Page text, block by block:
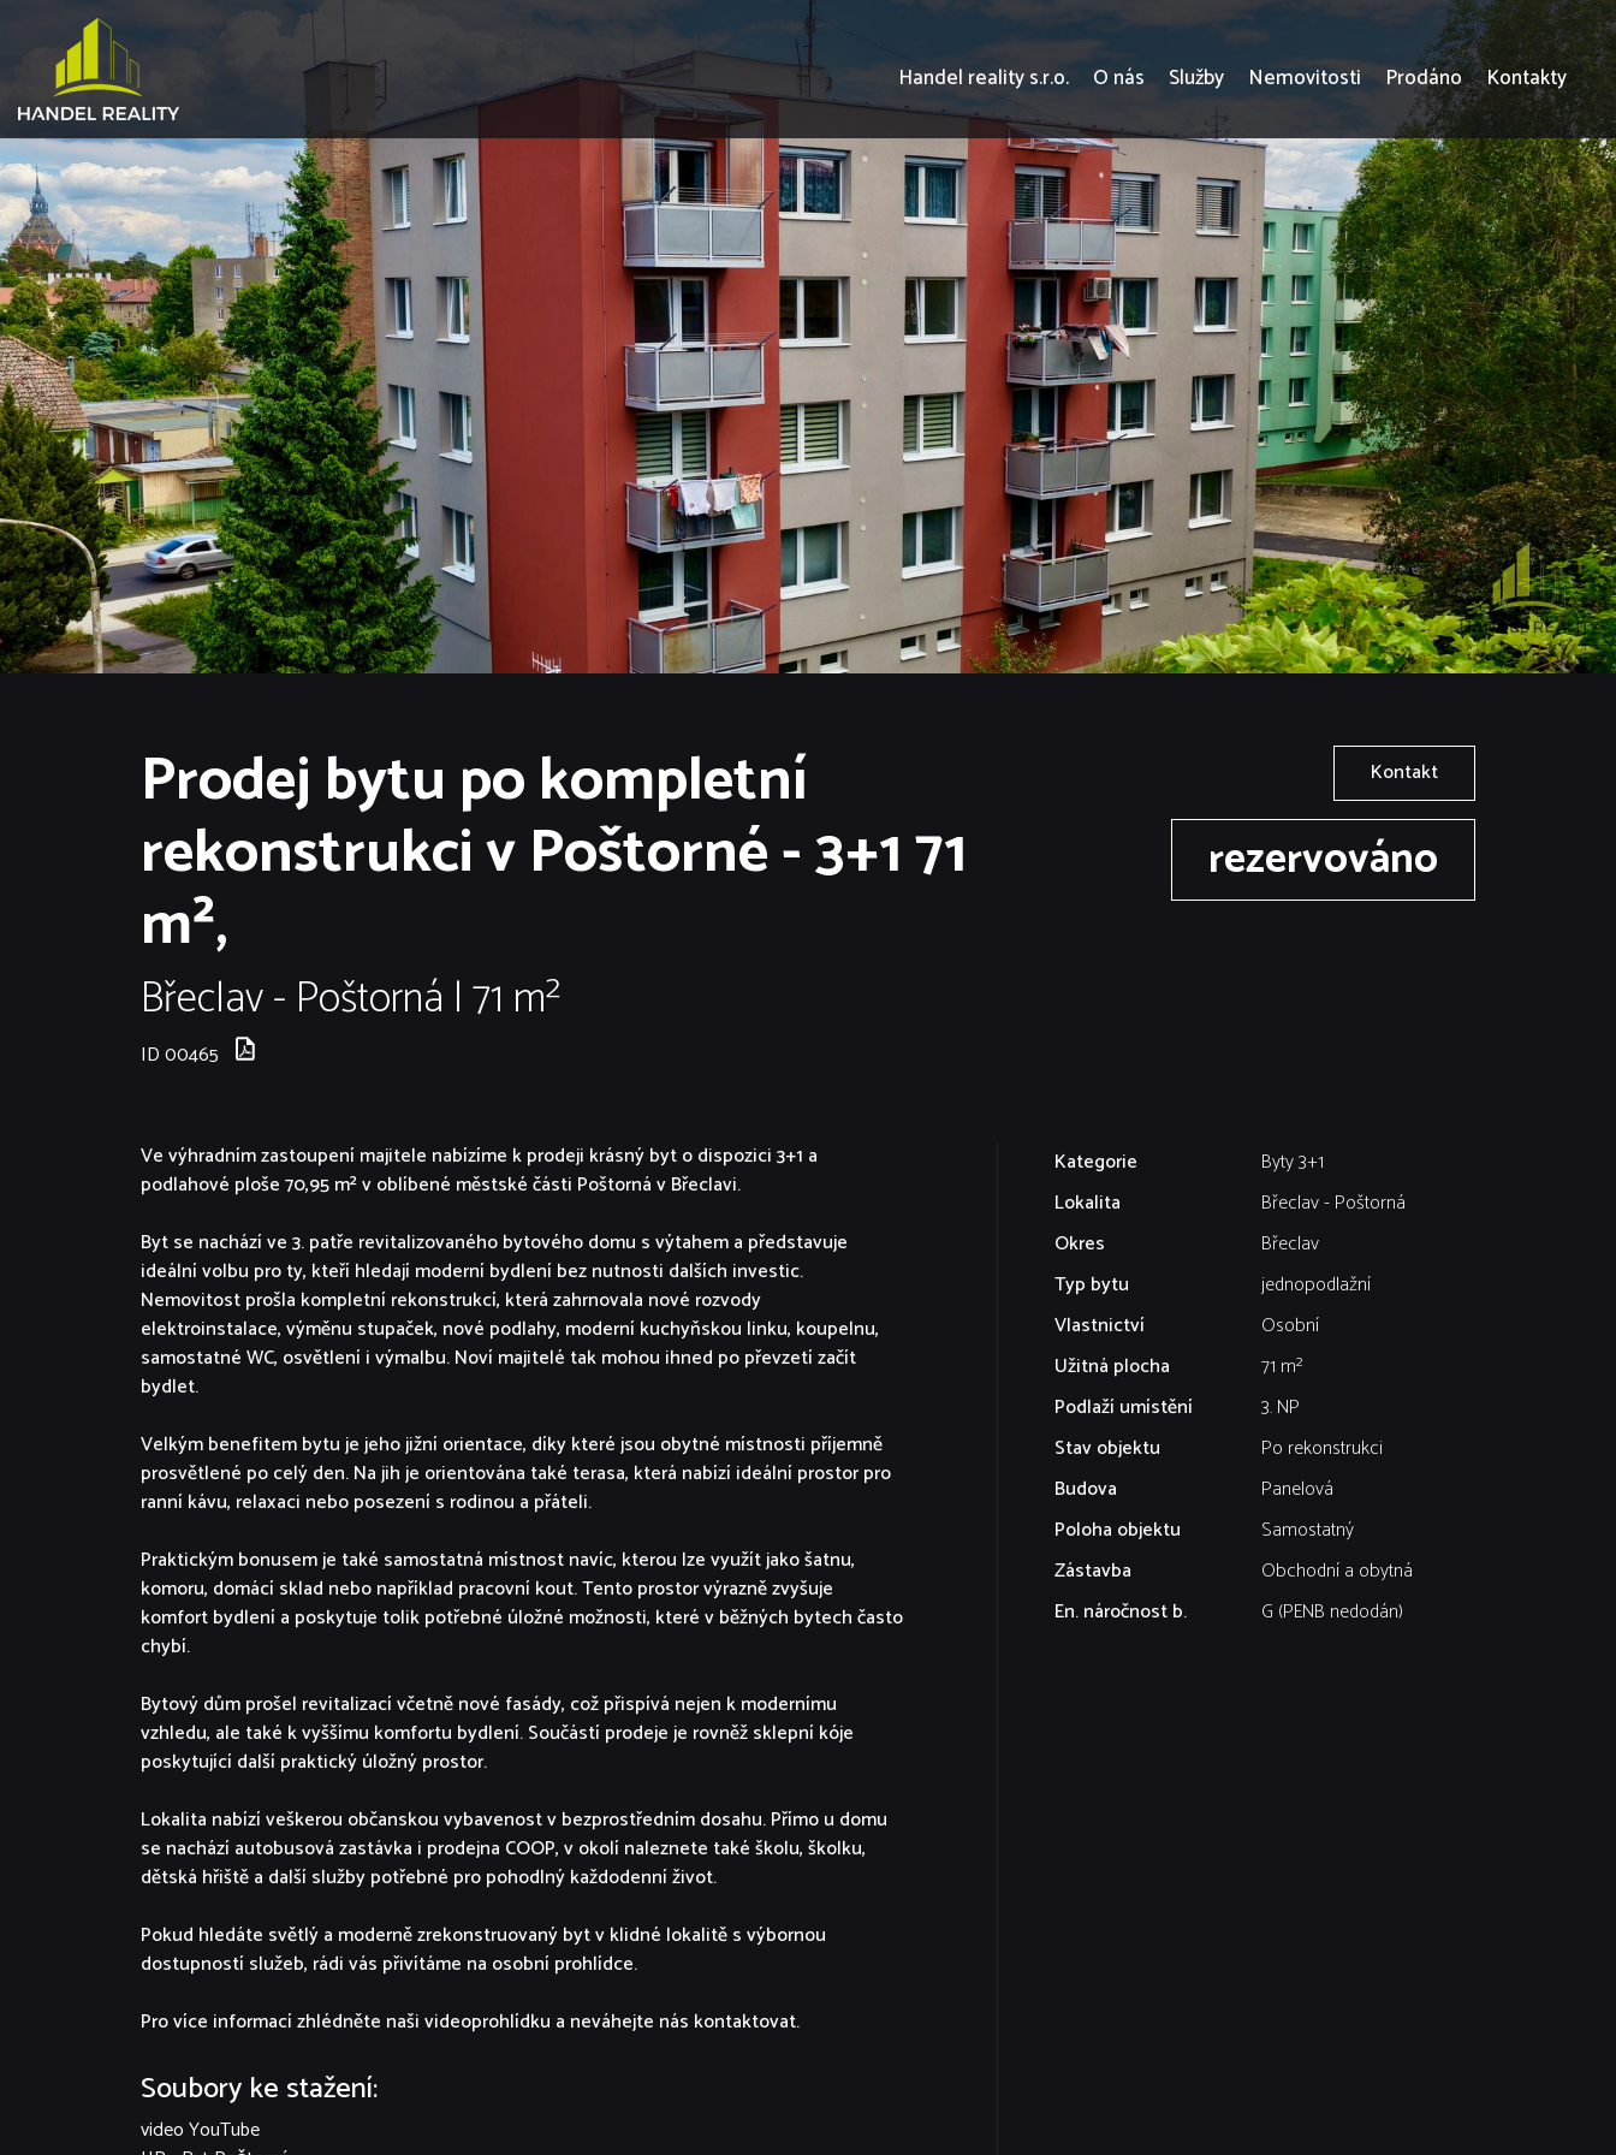
Handel reality s.r.o. O nás Služby Nemovitosti Prodáno Kontakty
Prodej bytu po kompletní
rekonstrukci v Poštorné - 3+1 71
m²,
Břeclav - Poštorná | 71 m²
ID 00465
Kontakt
rezervováno
Ve výhradním zastoupení majitele nabízíme k prodeji krásný byt o dispozici 3+1 a
podlahové ploše 70,95 m² v oblíbené městské části Poštorná v Břeclavi.
Byt se nachází ve 3. patře revitalizovaného bytového domu s výtahem a představuje
ideální volbu pro ty, kteří hledají moderní bydlení bez nutnosti dalších investic.
Nemovitost prošla kompletní rekonstrukcí, která zahrnovala nové rozvody
elektroinstalace, výměnu stupaček, nové podlahy, moderní kuchyňskou linku, koupelnu,
samostatné WC, osvětlení i výmalbu. Noví majitelé tak mohou ihned po převzetí začít
bydlet.
Velkým benefitem bytu je jeho jižní orientace, díky které jsou obytné místnosti příjemně
prosvětlené po celý den. Na jih je orientována také terasa, která nabízí ideální prostor pro
ranní kávu, relaxaci nebo posezení s rodinou a přáteli.
Praktickým bonusem je také samostatná místnost navíc, kterou lze využít jako šatnu,
komoru, domácí sklad nebo například pracovní kout. Tento prostor výrazně zvyšuje
komfort bydlení a poskytuje tolik potřebné úložné možnosti, které v běžných bytech často
chybí.
Bytový dům prošel revitalizací včetně nové fasády, což přispívá nejen k modernímu
vzhledu, ale také k vyššímu komfortu bydlení. Součástí prodeje je rovněž sklepní kóje
poskytující další praktický úložný prostor.
Lokalita nabízí veškerou občanskou vybavenost v bezprostředním dosahu. Přímo u domu
se nachází autobusová zastávka i prodejna COOP, v okolí naleznete také školu, školku,
dětská hřiště a další služby potřebné pro pohodlný každodenní život.
Pokud hledáte světlý a moderně zrekonstruovaný byt v klidné lokalitě s výbornou
dostupností služeb, rádi vás přivítáme na osobní prohlídce.
Pro více informací zhlédněte naši videoprohlídku a neváhejte nás kontaktovat.
Soubory ke stažení:
video YouTube
Kategorie
Byty 3+1
Lokalita
Břeclav - Poštorná
Okres
Břeclav
Typ bytu
jednopodlažní
Vlastnictví
Osobní
Užitná plocha
71 m²
Podlaží umístění
3. NP
Stav objektu
Po rekonstrukci
Budova
Panelová
Poloha objektu
Samostatný
Zástavba
Obchodní a obytná
En. náročnost b.
G (PENB nedodán)